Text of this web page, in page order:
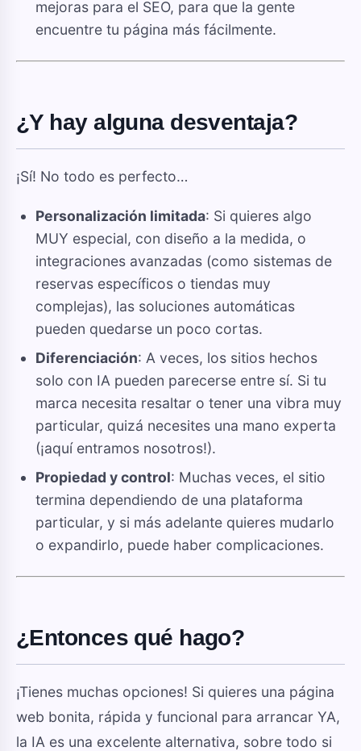
mejoras para el SEO, para que la gente
encuentre tu página más fácilmente.
¿Y hay alguna desventaja?
¡Sí! No todo es perfecto…
Personalización limitada: Si quieres algo
MUY especial, con diseño a la medida, o
integraciones avanzadas (como sistemas de
reservas específicos o tiendas muy
complejas), las soluciones automáticas
pueden quedarse un poco cortas.
Diferenciación: A veces, los sitios hechos
solo con IA pueden parecerse entre sí. Si tu
marca necesita resaltar o tener una vibra muy
particular, quizá necesites una mano experta
(¡aquí entramos nosotros!).
Propiedad y control: Muchas veces, el sitio
termina dependiendo de una plataforma
particular, y si más adelante quieres mudarlo
o expandirlo, puede haber complicaciones.
¿Entonces qué hago?
¡Tienes muchas opciones! Si quieres una página
web bonita, rápida y funcional para arrancar YA,
la IA es una excelente alternativa, sobre todo si